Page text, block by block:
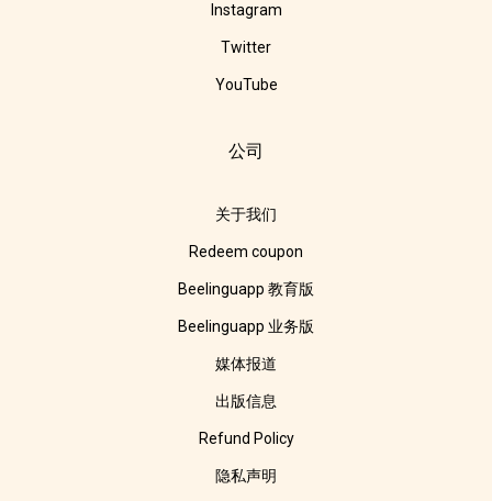
Instagram
Twitter
YouTube
公司
关于我们
Redeem coupon
Beelinguapp 教育版
Beelinguapp 业务版
媒体报道
出版信息
Refund Policy
隐私声明